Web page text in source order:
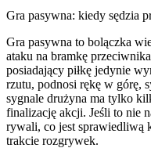
Gra pasywna: kiedy sędzia
Gra pasywna to bolączka
ataku na bramkę
posiadający piłkę jedynie
rzutu, podnosi rękę w górę,
sygnale drużyna ma tylko
finalizację akcji. Jeśli to nie
rywali, co jest sprawiedliwą
trakcie rozgrywek.